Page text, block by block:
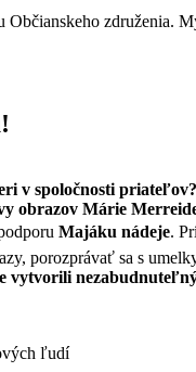
združenia.
v spoločnosti
obrazov Márie
Majáku nádeje.
porozprávať sa s
vytvorili
ľudí